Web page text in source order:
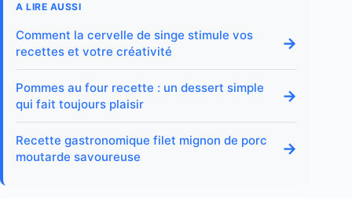
A LIRE AUSSI
Comment la cervelle de singe stimule vos
recettes et votre créativité
→
Pommes au four recette : un dessert simple
qui fait toujours plaisir
→
Recette gastronomique filet mignon de porc
moutarde savoureuse
→